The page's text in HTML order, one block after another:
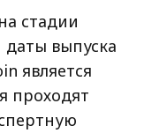
стадии
выпуска
является
проходят